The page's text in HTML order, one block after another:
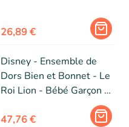
26,89 €
Disney - Ensemble de
Dors Bien et Bonnet - Le
Roi Lion - Bébé Garçon -
Simba - Jaune - 3-6 Mois
47,76 €